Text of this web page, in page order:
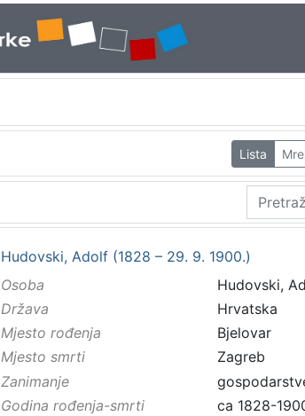
Lista
Hudovski, Adolf (1828 – 29. 9. 1900.)
Osoba
Hudovski,
Država
Hrvatska
Mjesto rođenja
Bjelovar
Mjesto smrti
Zagreb
Zanimanje
Godina rođenja-smrti
ca 1828-